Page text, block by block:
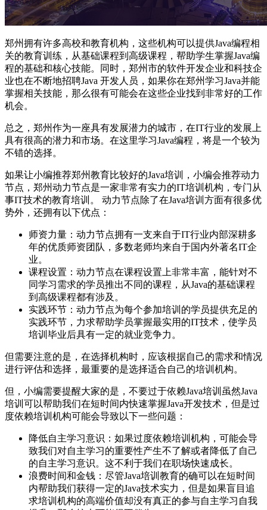
郑州拥有许多高校和教育机构，这些机构可以提供Java编程相
关的教育训练，从基础课程到高级课程，帮助学生掌握Java编
程的基础和核心技能。同时，郑州市的软件开发企业和科技企
业也在不断地招聘Java 开发人员，如果你在郑州学习Java并能
掌握相关技能，那么很有可能会在这些企业找到非常好的工作
机会。
总之，郑州作为一座具有发展潜力的城市，在IT行业的发展上
具有很高的潜力和市场。在这里学习Java编程，将是一个较为
不错的选择。
如果让小编推荐郑州教育比较好的Java培训，小编会推荐动力
节点，郑州动力节点是一家非常有实力的IT培训机构，专门从
事IT技术的教育培训。 动力节点除了在Java培训方面有很多优
势外，还拥有以下优点：
师资力量：动力节点拥有一支来自于IT行业内部深耕多
年的优质师资团队，多数老师均来自于国内外著名IT企
业。
课程设置：动力节点在课程设置上非常丰富，能针对不
同学习需求的学员推出不同的课程，从Java的基础课程
到高级课程都有涉及。
实践环节：动力节点为每个参加培训的学员提供充足的
实践环节，力求帮助学员掌握最实用的IT技术，使学员
培训毕业后具有一定的就业竞争力。
但需要注意的是，在选择机构时，应该根据自己的需求和情况
进行评估和选择，最重要的是选择适合自己的培训机构。
但，小编需要提醒大家的是，不要过于依赖Java培训虽然Java
培训可以帮助我们在短时间内快速掌握Java开发技术，但是过
度依赖培训机构可能会导致以下一些问题：
降低自主学习意识：如果过度依赖培训机构，可能会导
致我们对自主学习的重要性产生不了解或者降低了自己
的自主学习意识。这不利于我们在职场快速成长。
浪费时间和金钱：尽管Java培训教育的确可以在短时间
内帮助我们获得一定的Java技术实力，但是如果盲目追
求培训机构的高端价值却没有真正的参与自主学习自我